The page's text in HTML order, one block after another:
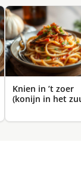
Knien in ’t zoer
(konijn in het